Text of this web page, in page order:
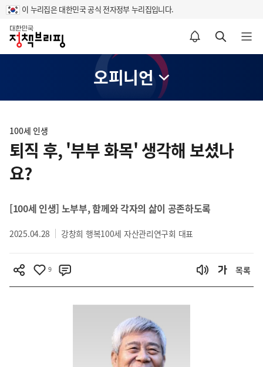
이 누리집은 대한민국 공식 전자정부 누리집입니다.
홈
알림설정 바로가기 검색 바로가기 메뉴 열기
오피니언
텐
츠
영
역
100세 인생
퇴직 후, '부부 화목' 생각해 보셨나
요?
[100세 인생] 노부부, 함께와 각자의 삶이 공존하도록
2025.04.28 강창희 행복100세 자산관리연구회 대표
9 목록